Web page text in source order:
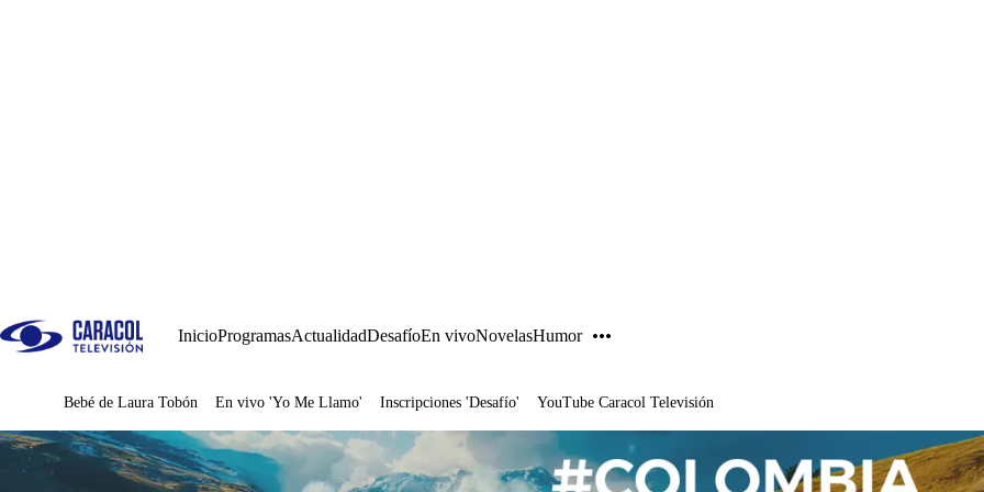
InicioProgramasActualidadDesafíoEn vivoNovelasHumor
Juegos
Bebé de Laura Tobón En vivo 'Yo Me Llamo' Inscripciones 'Desafío' YouTube Caracol Televisión